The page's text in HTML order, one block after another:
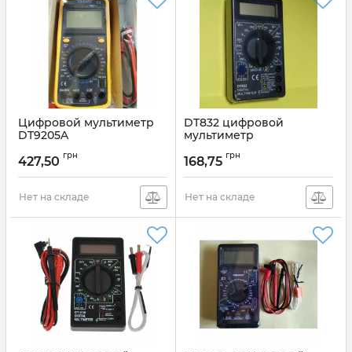
Цифровой мультиметр
DT9205A
427,50 грн
Нет на складе
DT832 цифровой
мультиметр
Артикул: DT832_ProFix
168,75 грн
Нет на складе